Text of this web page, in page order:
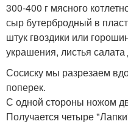
300-400 г мясного
сыр бутербродный в
штук гвоздики или
украшения, листья
Сосиску мы разрезаем
поперек.
С одной стороны ножом
Получается четыре